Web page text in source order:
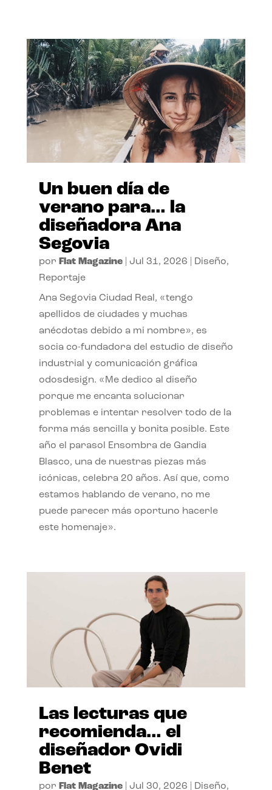
Un buen día de
verano para… la
diseñadora Ana
Segovia
por Flat Magazine| Jul 31, 2026 Diseño,
Reportaje
Ana Segovia Ciudad Real, «tengo
apellidos de ciudades y muchas
anécdotas debido a mi nombre», es
socia co-fundadora del estudio de diseño
industrial y comunicación gráfica
odosdesign. «Me dedico al diseño
porque me encanta solucionar
problemas e intentar resolver todo de la
forma más sencilla y bonita posible. Este
año el parasol Ensombra de Gandia
Blasco, una de nuestras piezas más
icónicas, celebra 20 años. Así que, como
estamos hablando de verano, no me
puede parecer más oportuno hacerle
este homenaje».
Las lecturas que
recomienda… el
diseñador Ovidi
Benet
por Flat Magazine| Jul 30, 2026 Diseño,